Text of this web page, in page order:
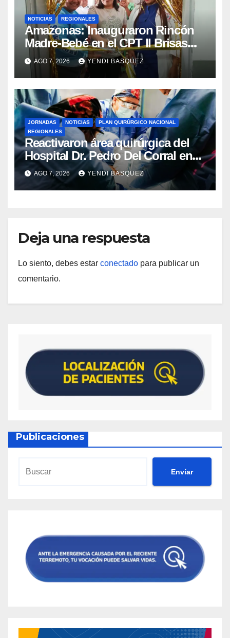
NOTICIAS REGIONALES
​Amazonas: Inauguraron Rincón
Madre-Bebé en el CPT II Brisas
del Aeropuerto ​Inauguraron
Rincón
AGO 7, 2026 YENDI BASQUEZ
JORNADAS NOTICIAS
PLAN QUIRÚRGICO NACIONAL
REGIONALES
Reactivaron área quirúrgica del
Hospital Dr. Pedro Del Corral en
Guárico
AGO 7, 2026 YENDI BASQUEZ
Deja una respuesta
Lo siento, debes estar conectado para publicar un
comentario.
Publicaciones
Envíar